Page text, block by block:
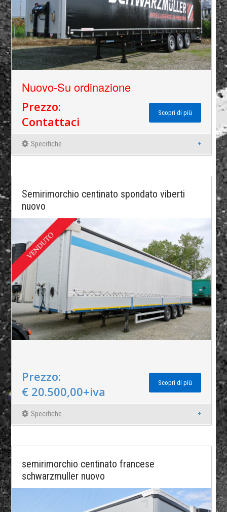
Nuovo-Su ordinazione
Prezzo:
Contattaci
Scopri di più
Specifiche
Semirimorchio centinato spondato viberti
nuovo
Prezzo:
€ 20.500,00+iva
Scopri di più
Specifiche
semirimorchio centinato francese
schwarzmuller nuovo